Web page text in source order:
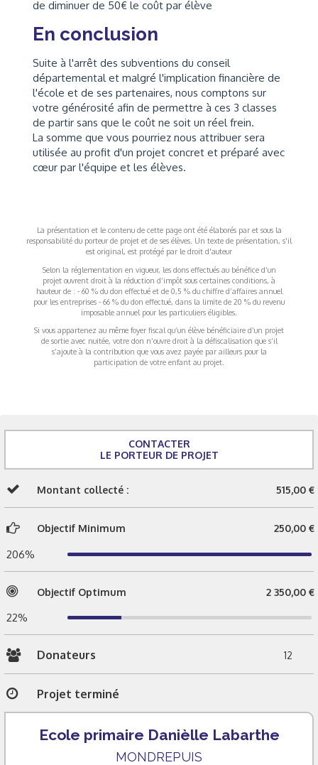
de diminuer de 50€ le coût par élève
En conclusion
Suite à l'arrêt des subventions du conseil
départemental et malgré l'implication financière de
l'école et de ses partenaires, nous comptons sur
votre générosité afin de permettre à ces 3 classes
de partir sans que le coût ne soit un réel frein.
La somme que vous pourriez nous attribuer sera
utilisée au profit d'un projet concret et préparé avec
cœur par l'équipe et les élèves.
La présentation et le contenu de cette page ont été élaborés par et sous la
responsabilité du porteur de projet et de ses élèves. Un texte de présentation, s'il
est original, est protégé par le droit d'auteur
Selon la réglementation en vigueur, les dons effectués au bénéfice d’un
projet ouvrent droit à la réduction d’impôt sous certaines conditions, à
hauteur de : - 60 % du don effectué et de 0,5 % du chiffre d’affaires annuel
pour les entreprises - 66 % du don effectué, dans la limite de 20 % du revenu
imposable annuel pour les particuliers éligibles.
Si vous appartenez au même foyer fiscal qu’un élève bénéficiaire d’un projet
de sortie avec nuitée, votre don n’ouvre droit à la défiscalisation que s’il
s’ajoute à la contribution que vous avez payée par ailleurs pour la
participation de votre enfant au projet.
CONTACTER
LE PORTEUR DE PROJET
Montant collecté : 515,00 €
Objectif Minimum 250,00 €
206%
Objectif Optimum 2 350,00 €
22%
Donateurs 12
Projet terminé
Ecole primaire Danièlle Labarthe
MONDREPUIS